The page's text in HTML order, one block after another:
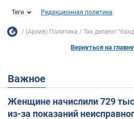
Теги Редакционная политика
(Архив) Политика Так делают
Вернуться на
Важное
Женщине начислили 729
из-за показаний